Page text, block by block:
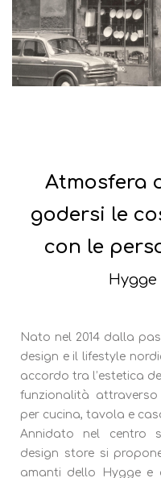
Atmosfera
godersi le
con le
Hygge
Nato nel 2014 dalla
design e il lifestyle
accordo tra l’estetica
funzionalità
per cucina, tavola e
Annidato nel centro
design store si
amanti dello Hygge e